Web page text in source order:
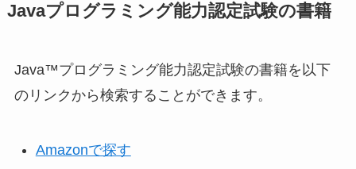
Javaプログラミング能力認定試験の書籍
Java™プログラミング能力認定試験の書籍を以下
のリンクから検索することができます。
Amazonで探す